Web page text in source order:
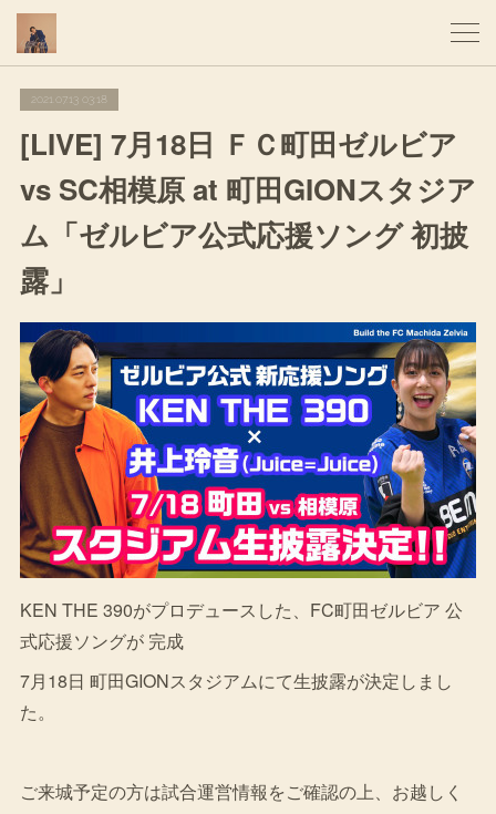
2021.07.13 03:18
[LIVE] 7月18日 ＦＣ町田ゼルビア
vs SC相模原 at 町田GIONスタジア
ム「ゼルビア公式応援ソング 初披
露」
KEN THE 390がプロデュースした、FC町田ゼルビア 公
式応援ソングが 完成
7月18日 町田GIONスタジアムにて生披露が決定しまし
た。
ご来城予定の方は試合運営情報をご確認の上、お越しく